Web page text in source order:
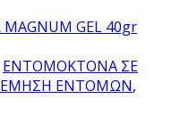
ΕΝΤΟΜΟΚΤΟΝΑ ΣΕ
ΕΝΤΟΜΩΝ,